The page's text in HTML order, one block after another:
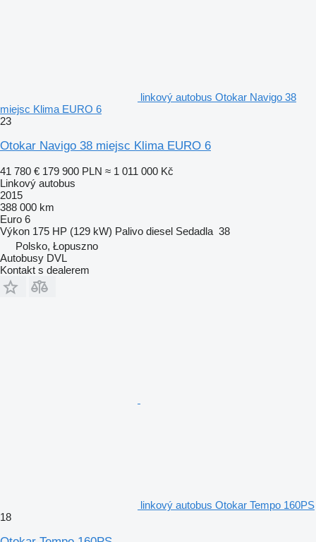
linkový autobus Otokar Navigo 38
miejsc Klima EURO 6
23
Otokar Navigo 38 miejsc Klima EURO 6
41 780 € 179 900 PLN ≈ 1 011 000 Kč
Linkový autobus
2015
388 000 km
Euro 6
Výkon 175 HP (129 kW) Palivo diesel Sedadla 38
Polsko, Łopuszno
Autobusy DVL
Kontakt s dealerem
linkový autobus Otokar Tempo 160PS
18